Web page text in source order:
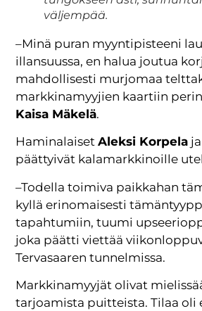
väljempää.
–Minä puran myyntipisteeni
illansuussa, en halua joutua
mahdollisesti murjomaa
markkinamyyjien kaartiin
Kaisa Mäkelä.
HaminalaisetAleksi Korpela ja
päättyivät kalamarkkinoille
–Todella toimiva paikkahan
kyllä erinomaisesti
tapahtumiin, tuumi
joka päätti viettää
Tervasaaren tunnelmissa.
Markkinamyyjät olivat
tarjoamista puitteista. Tilaa oli